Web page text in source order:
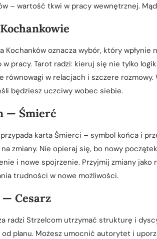
– wartość tkwi w pracy wewnętrznej.
Kochanków oznacza wybór, który
w pracy. Tarot radzi: kieruj się nie tylko
równowagi w relacjach i szczere
będziesz uczciwy wobec siebie.
— Śmierć
karta Śmierci – symbol końca i
zmiany. Nie opieraj się, bo nowy
i nowe spojrzenie. Przyjmij zmiany
trudności w nowe możliwości.
Cesarz
radzi Strzelcom utrzymać strukturę i
planu. Możesz umocnić autorytet i